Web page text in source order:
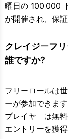
曜日の 100,000
が開催され、保
クレイジーフ
誰ですか?
フリーロールは
ーが参加できます
プレイヤーは無
エントリーを獲